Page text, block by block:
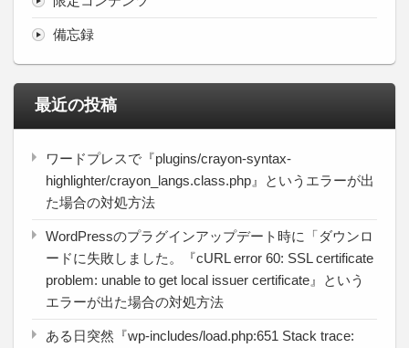
備忘録
最近の投稿
ワードプレスで『plugins/crayon-syntax-
highlighter/crayon_langs.class.php』というエラーが出
た場合の対処方法
WordPressのプラグインアップデート時に「ダウンロ
ードに失敗しました。『cURL error 60: SSL certificate
problem: unable to get local issuer certificate』という
エラーが出た場合の対処方法
ある日突然『wp-includes/load.php:651 Stack trace: